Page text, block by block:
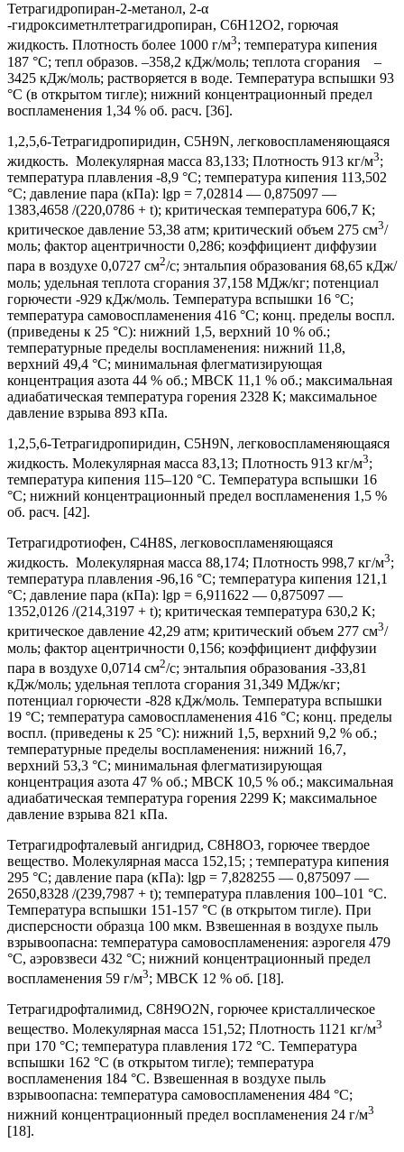
Тетрагидропиран-2-метанол, 2-α
-гидроксиметнлтетрагидропиран, C6H12O2, горючая
жидкость. Плотность более 1000 г/м3; температура кипения
187 °С; тепл образов. –358,2 кДж/моль; теплота сгорания –
3425 кДж/моль; растворяется в воде. Температура вспышки 93
°С (в открытом тигле); нижний концентрационный предел
воспламенения 1,34 % об. расч. [36].
1,2,5,6-Тетрагидропиридин, C5H9N, легковоспламеняющаяся
жидкость. Молекулярная масса 83,133; Плотность 913 кг/м3;
температура плавления -8,9 °С; температура кипения 113,502
°С; давление пара (кПа): lgp = 7,02814 — 0,875097 —
1383,4658 /(220,0786 + t); критическая температура 606,7 К;
критическое давление 53,38 атм; критический объем 275 см3/
моль; фактор ацентричности 0,286; коэффициент диффузии
пара в воздухе 0,0727 см2/с; энтальпия образования 68,65 кДж/
моль; удельная теплота сгорания 37,158 МДж/кг; потенциал
горючести -929 кДж/моль. Температура вспышки 16 °С;
температура самовоспламенения 416 °С; конц. пределы воспл.
(приведены к 25 °С): нижний 1,5, верхний 10 % об.;
температурные пределы воспламенения: нижний 11,8,
верхний 49,4 °С; минимальная флегматизирующая
концентрация азота 44 % об.; МВСК 11,1 % об.; максимальная
адиабатическая температура горения 2328 К; максимальное
давление взрыва 893 кПа.
1,2,5,6-Тетрагидропиридин, C5H9N, легковоспламеняющаяся
жидкость. Молекулярная масса 83,13; Плотность 913 кг/м3;
температура кипения 115–120 °С. Температура вспышки 16
°С; нижний концентрационный предел воспламенения 1,5 %
об. расч. [42].
Тетрагидротиофен, C4H8S, легковоспламеняющаяся
жидкость. Молекулярная масса 88,174; Плотность 998,7 кг/м3;
температура плавления -96,16 °С; температура кипения 121,1
°С; давление пара (кПа): lgp = 6,911622 — 0,875097 —
1352,0126 /(214,3197 + t); критическая температура 630,2 К;
критическое давление 42,29 атм; критический объем 277 см3/
моль; фактор ацентричности 0,156; коэффициент диффузии
пара в воздухе 0,0714 см2/с; энтальпия образования -33,81
кДж/моль; удельная теплота сгорания 31,349 МДж/кг;
потенциал горючести -828 кДж/моль. Температура вспышки
19 °С; температура самовоспламенения 416 °С; конц. пределы
воспл. (приведены к 25 °С): нижний 1,5, верхний 9,2 % об.;
температурные пределы воспламенения: нижний 16,7,
верхний 53,3 °С; минимальная флегматизирующая
концентрация азота 47 % об.; МВСК 10,5 % об.; максимальная
адиабатическая температура горения 2299 К; максимальное
давление взрыва 821 кПа.
Тетрагидрофталевый ангидрид, C8H8O3, горючее твердое
вещество. Молекулярная масса 152,15; ; температура кипения
295 °С; давление пара (кПа): lgp = 7,828255 — 0,875097 —
2650,8328 /(239,7987 + t); температура плавления 100–101 °С.
Температура вспышки 151-157 °С (в открытом тигле). При
дисперсности образца 100 мкм. Взвешенная в воздухе пыль
взрывоопасна: температура самовоспламенения: аэрогеля 479
°С, аэровзвеси 432 °С; нижний концентрационный предел
воспламенения 59 г/м3; МВСК 12 % об. [18].
Тетрагидрофталимид, C8H9O2N, горючее кристаллическое
вещество. Молекулярная масса 151,52; Плотность 1121 кг/м3
при 170 °С; температура плавления 172 °С. Температура
вспышки 162 °С (в открытом тигле); температура
воспламенения 184 °С. Взвешенная в воздухе пыль
взрывоопасна: температура самовоспламенения 484 °С;
нижний концентрационный предел воспламенения 24 г/м3
[18].